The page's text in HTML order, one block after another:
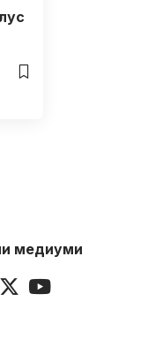
медиуми